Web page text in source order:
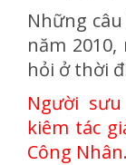
Những
năm
hỏi ở thời
Người
kiêm tác
Công Nhân.